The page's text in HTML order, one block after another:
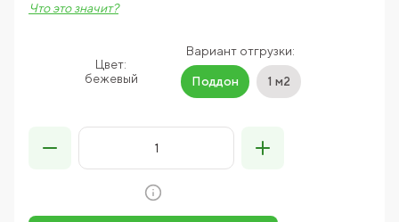
Цвет:
бежевый
Вариант отгрузки:
Поддон 1 м2
Что это значит?